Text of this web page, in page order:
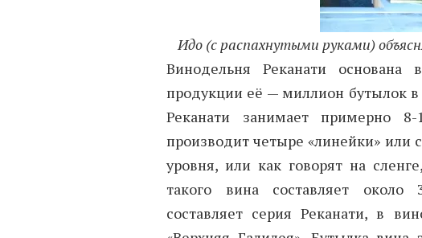
Идо (с распахнутыми руками)
Винодельня Реканати
продукции её — миллион бутылок
Реканати занимает примерно
производит четыре «линейки» или
уровня, или как говорят на
такого вина составляет
составляет серия Реканати, в